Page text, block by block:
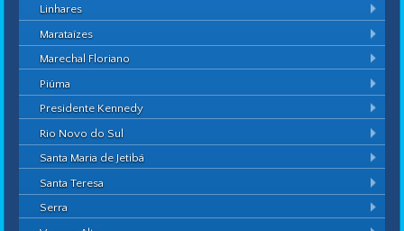
Linhares
Marataízes
Marechal Floriano
Piúma
Presidente Kennedy
Rio Novo do Sul
Santa Maria de Jetibá
Santa Teresa
Serra